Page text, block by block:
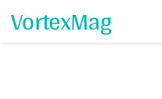
VortexMag